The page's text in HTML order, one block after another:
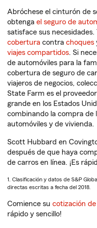
Abróchese el cinturón de
obtenga el seguro de
satisface sus
cobertura contra choques
viajes compartidos. Si
de automóviles para la
cobertura de seguro de
viajeros de negocios,
State Farm es el
grande en los Estados
combinando la compra de
automóviles y de vivienda.
Scott Hubbard en
después de que haya
de carros en línea. ¡Es
1. Clasificación y datos de S&P
directas escritas a fecha del 2018.
Comience su cotización
rápido y sencillo!